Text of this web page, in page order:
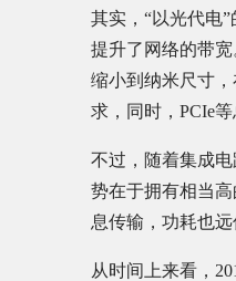
其实，“以光代电
提升了网络的带
缩小到纳米尺寸
求，同时，PCIe
不过，随着集成
势在于拥有相当
息传输，功耗也
从时间上来看，